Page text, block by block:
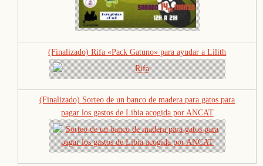
(Finalizado) Rifa «Pack Gatuno» para ayudar a Lilith
(Finalizado) Sorteo de un banco de madera para gatos para
pagar los gastos de Libia acogida por ANCAT